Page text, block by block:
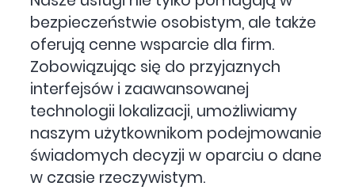
bezpieczeństwie osobistym, ale także
oferują cenne wsparcie dla firm.
Zobowiązując się do przyjaznych
interfejsów i zaawansowanej
technologii lokalizacji, umożliwiamy
naszym użytkownikom podejmowanie
świadomych decyzji w oparciu o dane
w czasie rzeczywistym.